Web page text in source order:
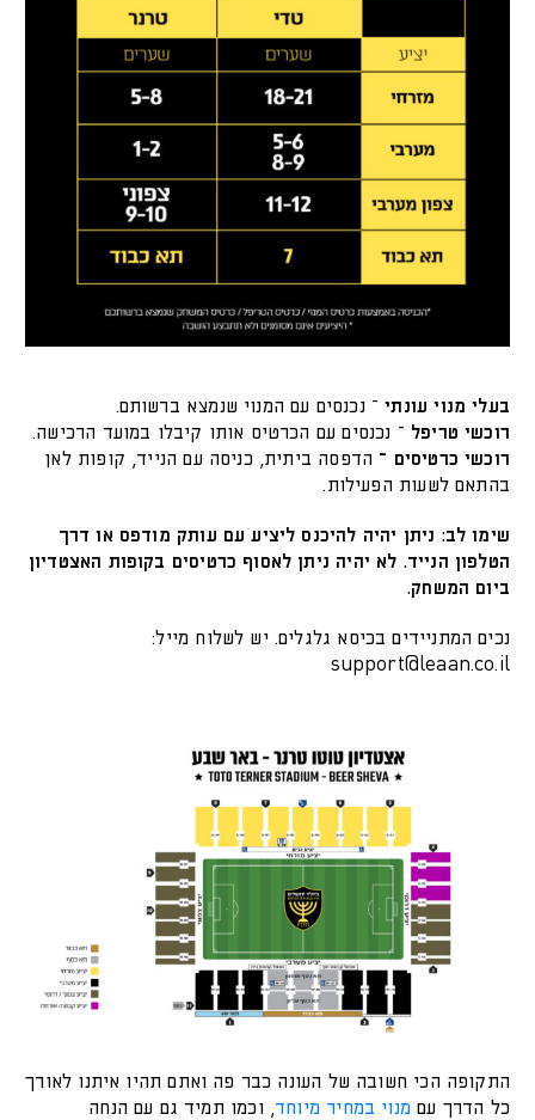
בעלי מנוי עונתי– נכנסים עם המנוי שנמצא ברשותם.
רוכשי טריפל – נכנסים עם הכרטיס אותו קיבלו במועד הרכישה.
רוכשי כרטיסים – הדפסה ביתית, כניסה עם הנייד, קופות לאן
בהתאם לשעות הפעילות.
שימו לב: ניתן יהיה להיכנס ליציע עם עותק מודפס או דרך
הטלפון הנייד. לא יהיה ניתן לאסוף כרטיסים בקופות האצטדיון
ביום המשחק.
נכים המתניידים בכיסא גלגלים. יש לשלוח מייל:
support@leaan.co.il
התקופה הכי חשובה של העונה כבר פה ואתם תהיו איתנו לאורך
כל הדרך עם מנוי במחיר מיוחד, וכמו תמיד גם עם הנחה